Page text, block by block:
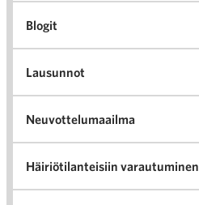
Blogit
Lausunnot
Neuvottelumaailma
Häiriötilanteisiin varautuminen